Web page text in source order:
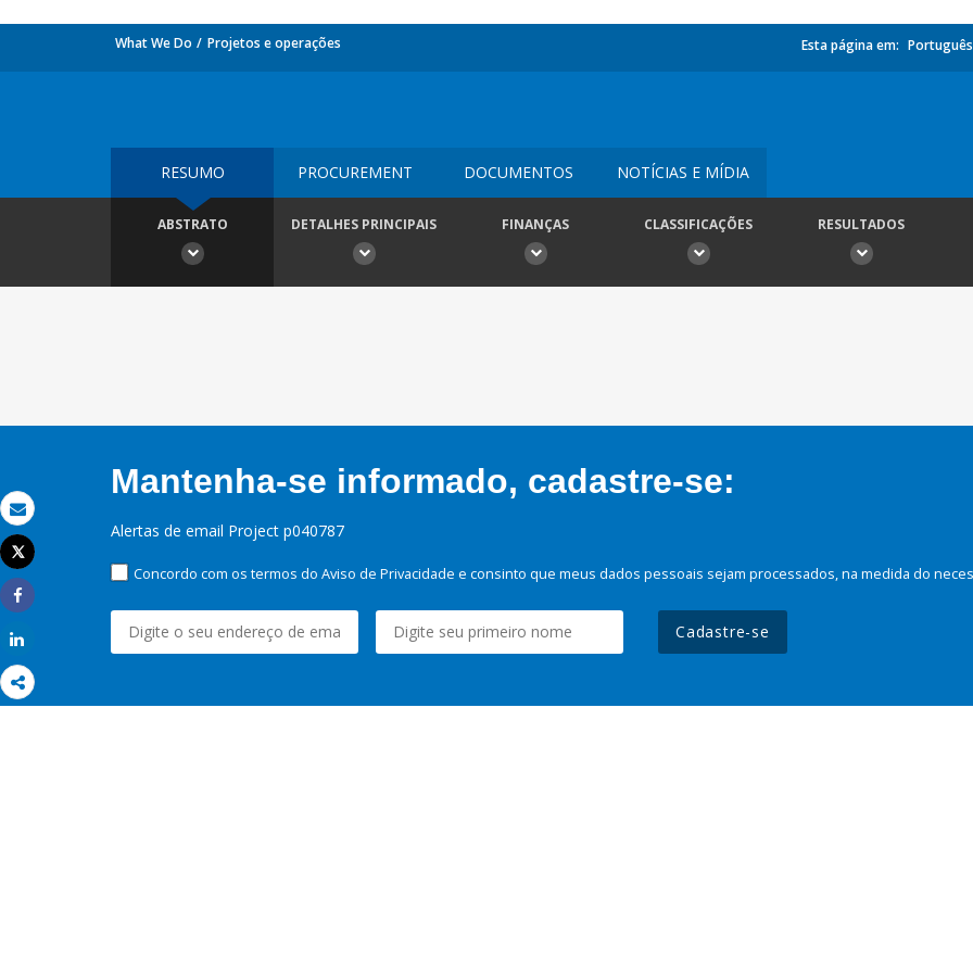
Email
Imprimir
Tweet
Share
What We Do Projetos e operações Esta página em: Português
RESUMO PROCUREMENT DOCUMENTOS NOTÍCIAS E MÍDIA
ABSTRATO DETALHES PRINCIPAIS FINANÇAS CLASSIFICAÇÕES RESULTADOS
Mantenha-se informado, cadastre-se:
Alertas de email Project p040787
Concordo com os termos do Aviso de Privacidade e consinto que meus dados pessoais sejam processados, na medida do
Cadastre-se